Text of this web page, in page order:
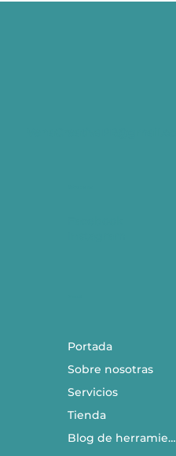
Portada
Sobre nosotras
Servicios
Tienda
Blog de herramientas